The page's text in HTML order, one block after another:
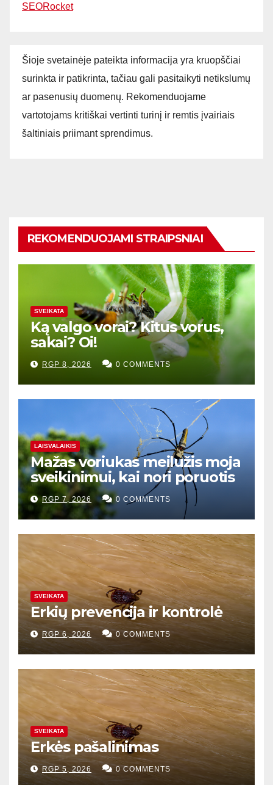
SEORocket
Šioje svetainėje pateikta informacija yra kruopščiai
surinkta ir patikrinta, tačiau gali pasitaikyti netikslumų
ar pasenusių duomenų. Rekomenduojame
vartotojams kritiškai vertinti turinį ir remtis įvairiais
šaltiniais priimant sprendimus.
REKOMENDUOJAMI STRAIPSNIAI
SVEIKATA
Ką valgo vorai? Kitus vorus,
sakai? Oi!
RGP 8, 2026 0 COMMENTS
LAISVALAIKIS
Mažas voriukas meilužis moja
sveikinimui, kai nori poruotis
RGP 7, 2026 0 COMMENTS
SVEIKATA
Erkių prevencija ir kontrolė
RGP 6, 2026 0 COMMENTS
SVEIKATA
Erkės pašalinimas
RGP 5, 2026 0 COMMENTS